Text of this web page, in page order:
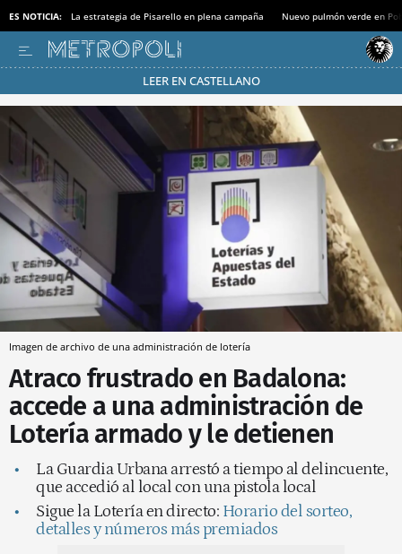
ES NOTICIA: La estrategia de Pisarello en plena campaña Nuevo pulmón verde en
LEER EN CASTELLANO
Pásate al MODO AHORRO
Imagen de archivo de una administración de lotería
Atraco frustrado en Badalona:
accede a una administración de
Lotería armado y le detienen
La Guardia Urbana arrestó a tiempo al delincuente,
que accedió al local con una pistola local
Sigue la Lotería en directo: Horario del sorteo,
detalles y números más premiados